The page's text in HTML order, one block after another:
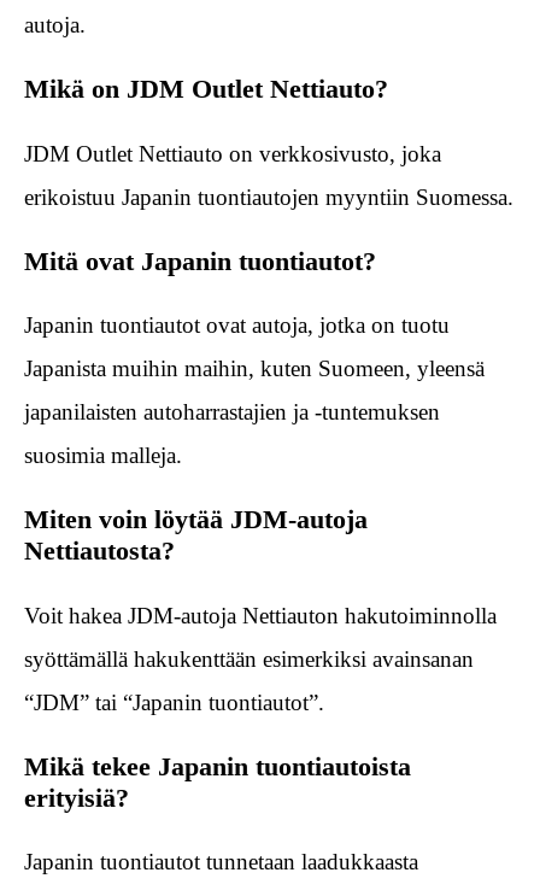
autoja.
Mikä on JDM Outlet Nettiauto?
JDM Outlet Nettiauto on verkkosivusto, joka
erikoistuu Japanin tuontiautojen myyntiin Suomessa.
Mitä ovat Japanin tuontiautot?
Japanin tuontiautot ovat autoja, jotka on tuotu
Japanista muihin maihin, kuten Suomeen, yleensä
japanilaisten autoharrastajien ja -tuntemuksen
suosimia malleja.
Miten voin löytää JDM-autoja
Nettiautosta?
Voit hakea JDM-autoja Nettiauton hakutoiminnolla
syöttämällä hakukenttään esimerkiksi avainsanan
“JDM” tai “Japanin tuontiautot”.
Mikä tekee Japanin tuontiautoista
erityisiä?
Japanin tuontiautot tunnetaan laadukkaasta